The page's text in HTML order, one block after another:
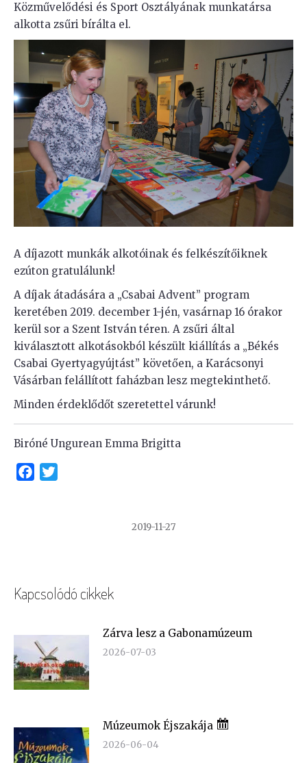
Közművelődési és Sport Osztályának munkatársa
alkotta zsűri bírálta el.
A díjazott munkák alkotóinak és felkészítőiknek
ezúton gratulálunk!
A díjak átadására a „Csabai Advent” program
keretében 2019. december 1-jén, vasárnap 16 órakor
kerül sor a Szent István téren. A zsűri által
kiválasztott alkotásokból készült kiállítás a „Békés
Csabai Gyertyagyújtást” követően, a Karácsonyi
Vásárban felállított faházban lesz megtekinthető.
Minden érdeklődőt szeretettel várunk!
Biróné Ungurean Emma Brigitta
Facebook
2019-11-27
Kapcsolódó cikkek
Zárva lesz a Gabonamúzeum
2026-07-03
Múzeumok Éjszakája
2026-06-04